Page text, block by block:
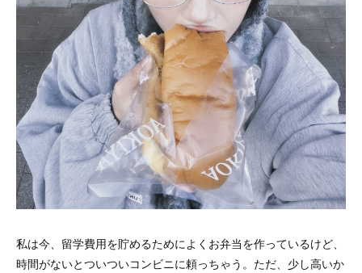
私は今、留学費用を貯めるためによくお弁当を作っているけど、
時間がないとついついコンビニに頼っちゃう。ただ、少し高いか